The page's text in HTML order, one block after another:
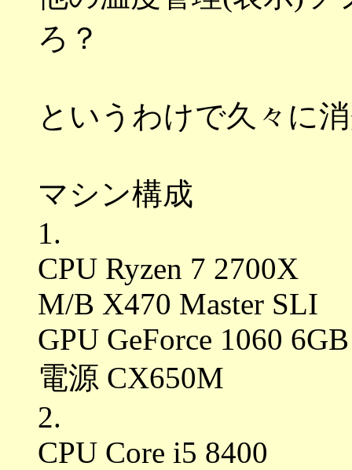
ろ？
というわけで久々に
マシン構成
1.
CPU Ryzen 7 2700X
M/B X470 Master SLI
GPU GeForce 1060 6GB
電源 CX650M
2.
CPU Core i5 8400